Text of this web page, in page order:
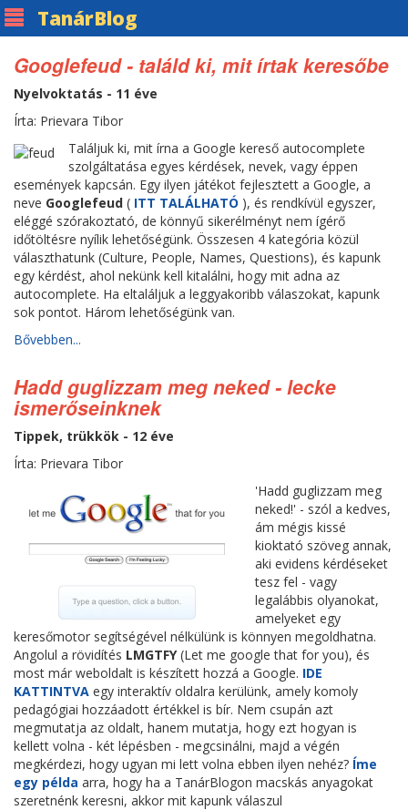
TanárBlog
Googlefeud - találd ki, mit írtak keresőbe
Nyelvoktatás - 11 éve
Írta: Prievara Tibor
Találjuk ki, mit írna a Google kereső autocomplete
szolgáltatása egyes kérdések, nevek, vagy éppen
események kapcsán. Egy ilyen játékot fejlesztett a Google, a
neve Googlefeud ( ITT TALÁLHATÓ ), és rendkívül egyszer,
eléggé szórakoztató, de könnyű sikerélményt nem ígérő
időtöltésre nyílik lehetőségünk. Összesen 4 kategória közül
választhatunk (Culture, People, Names, Questions), és kapunk
egy kérdést, ahol nekünk kell kitalálni, hogy mit adna az
autocomplete. Ha eltaláljuk a leggyakoribb válaszokat, kapunk
sok pontot. Három lehetőségünk van.
Bővebben...
Hadd guglizzam meg neked - lecke
ismerőseinknek
Tippek, trükkök - 12 éve
Írta: Prievara Tibor
'Hadd guglizzam meg
neked!' - szól a kedves,
ám mégis kissé
kioktató szöveg annak,
aki evidens kérdéseket
tesz fel - vagy
legalábbis olyanokat,
amelyeket egy
keresőmotor segítségével nélkülünk is könnyen megoldhatna.
Angolul a rövidítés LMGTFY(Let me google that for you), és
most már weboldalt is készített hozzá a Google. IDE
KATTINTVA egy interaktív oldalra kerülünk, amely komoly
pedagógiai hozzáadott értékkel is bír. Nem csupán azt
megmutatja az oldalt, hanem mutatja, hogy ezt hogyan is
kellett volna - két lépésben - megcsinálni, majd a végén
megkérdezi, hogy ugyan mi lett volna ebben ilyen nehéz? Íme
egy példa arra, hogy ha a TanárBlogon macskás anyagokat
szeretnénk keresni, akkor mit kapunk válaszul